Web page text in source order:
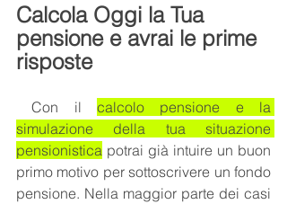
Calcola Oggi la Tua
pensione e avrai le prime
risposte
Con il calcolo pensione e la
simulazione della tua situazione
pensionistica potrai già intuire un buon
primo motivo per sottoscrivere un fondo
pensione. Nella maggior parte dei casi